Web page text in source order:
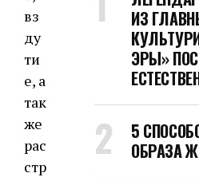
вз
ду
ти
е, а
так
же
рас
стр
ИЗ
ЭРЫ»
5
ОБРАЗА